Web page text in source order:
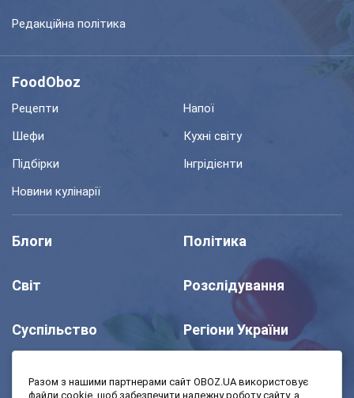
Редакційна політика
FoodOboz
Рецепти
Напої
Шефи
Кухні світу
Підбірки
Інгрідієнти
Новини кулінарії
Блоги Політика
Світ Розслідування
Суспільство Регіони України
Разом з нашими партнерами сайт OBOZ.UA використовує
файли cookie, щоб забезпечити належну роботу сайту, а